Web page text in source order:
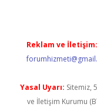
Reklam ve İletişim:
Yasal Uyarı: Sitemiz,
ve İletişim Kurumu